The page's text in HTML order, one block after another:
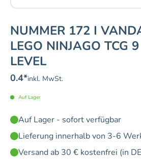
NUMMER 172 I
LEGO NINJAGO TCG
LEVEL
0.4*inkl. MwSt.
Auf Lager
Auf Lager - sofort verfügbar
Lieferung innerhalb von 3-6
Versand ab 30 € kostenfrei (in